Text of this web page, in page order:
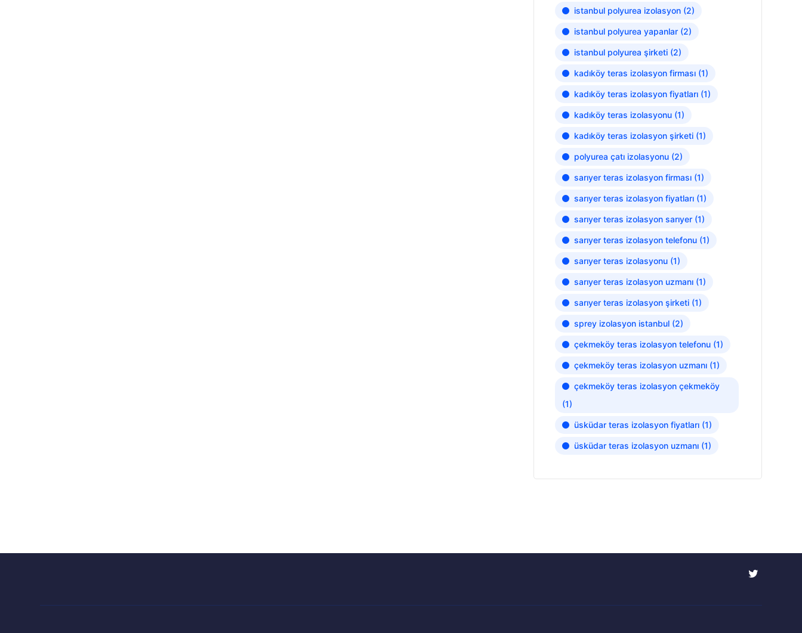
istanbul polyurea izolasyon(2)
istanbul polyurea yapanlar(2)
istanbul polyurea şirketi(2)
kadıköy teras izolasyon firması(1)
kadıköy teras izolasyon fiyatları(1)
kadıköy teras izolasyonu(1)
kadıköy teras izolasyon şirketi(1)
polyurea çatı izolasyonu(2)
sarıyer teras izolasyon firması(1)
sarıyer teras izolasyon fiyatları(1)
sarıyer teras izolasyon sarıyer(1)
sarıyer teras izolasyon telefonu(1)
sarıyer teras izolasyonu(1)
sarıyer teras izolasyon uzmanı(1)
sarıyer teras izolasyon şirketi(1)
sprey izolasyon istanbul(2)
çekmeköy teras izolasyon telefonu(1)
çekmeköy teras izolasyon uzmanı(1)
çekmeköy teras izolasyon çekmeköy
(1)
üsküdar teras izolasyon fiyatları(1)
üsküdar teras izolasyon uzmanı(1)